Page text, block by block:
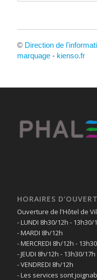
© Direction de
marquage- kienso.fr
HORAIRES
Ouverture de l'Hôtel de
- LUNDI 8h30/12h - 13h30/
- MARDI 8h/12h
- MERCREDI 8h/12h -
- JEUDI 8h/12h - 13h30/17h
- VENDREDI 8h/12h
- Les services sont